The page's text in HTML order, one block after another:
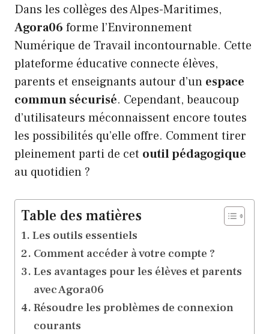
Dans les collèges des Alpes-Maritimes,
Agora06 forme l’Environnement
Numérique de Travail incontournable. Cette
plateforme éducative connecte élèves,
parents et enseignants autour d’un espace
commun sécurisé. Cependant, beaucoup
d’utilisateurs méconnaissent encore toutes
les possibilités qu’elle offre. Comment tirer
pleinement parti de cet outil pédagogique
au quotidien ?
Table des matières
Les outils essentiels
Comment accéder à votre compte ?
Les avantages pour les élèves et parents
avec Agora06
Résoudre les problèmes de connexion
courants